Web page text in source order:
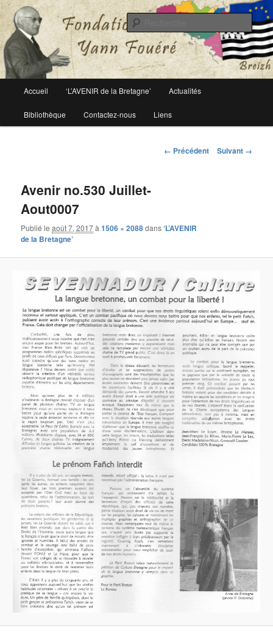
Fondation Yann Fouéré
Le site officiel de la fondation Yann Fouéré
principal
Aller
au
Accueil ‘L’AVENIR de la Bretagne’ Actualités
Bibliothèque Contactez-nous Liens
Navigation
← Précédent Suivant →
Avenir no.530 Juillet-
Aout0007
Publié leaoût 7, 2017à1506 × 2088dans‘L’AVENIR
de la Bretagne’